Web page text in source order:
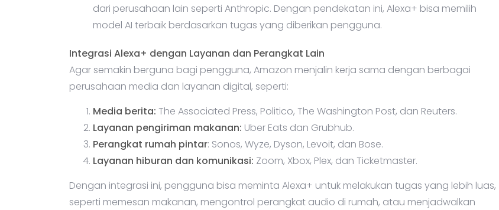
dari perusahaan lain seperti Anthropic. Dengan pendekatan ini, Alexa+ bisa memilih
model AI terbaik berdasarkan tugas yang diberikan pengguna.
Integrasi Alexa+ dengan Layanan dan Perangkat Lain
Agar semakin berguna bagi pengguna, Amazon menjalin kerja sama dengan berbagai
perusahaan media dan layanan digital, seperti:
Media berita: The Associated Press, Politico, The Washington Post, dan Reuters.
Layanan pengiriman makanan: Uber Eats dan Grubhub.
Perangkat rumah pintar: Sonos, Wyze, Dyson, Levoit, dan Bose.
Layanan hiburan dan komunikasi: Zoom, Xbox, Plex, dan Ticketmaster.
Dengan integrasi ini, pengguna bisa meminta Alexa+ untuk melakukan tugas yang lebih luas,
seperti memesan makanan, mengontrol perangkat audio di rumah, atau menjadwalkan